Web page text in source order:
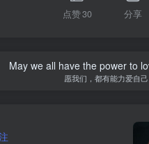
点赞30 分享
May we all have the power to
愿我们，都有能力爱自